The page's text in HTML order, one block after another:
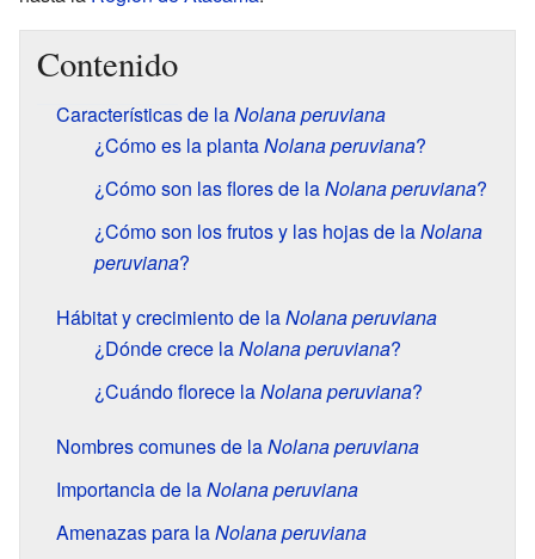
Contenido
Características de laNolana peruviana
¿Cómo es la plantaNolana peruviana?
¿Cómo son las flores de laNolana peruviana?
¿Cómo son los frutos y las hojas de laNolana
peruviana?
Hábitat y crecimiento de laNolana peruviana
¿Dónde crece laNolana peruviana?
¿Cuándo florece laNolana peruviana?
Nombres comunes de laNolana peruviana
Importancia de laNolana peruviana
Amenazas para laNolana peruviana